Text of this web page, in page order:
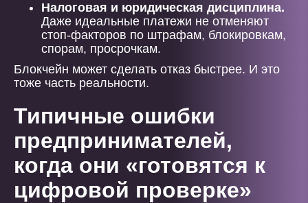
Налоговая и юридическая дисциплина.
Даже идеальные платежи не отменяют
стоп-факторов по штрафам, блокировкам,
спорам, просрочкам.
Блокчейн может сделать отказ быстрее. И это
тоже часть реальности.
Типичные ошибки
предпринимателей,
когда они «готовятся к
цифровой проверке»